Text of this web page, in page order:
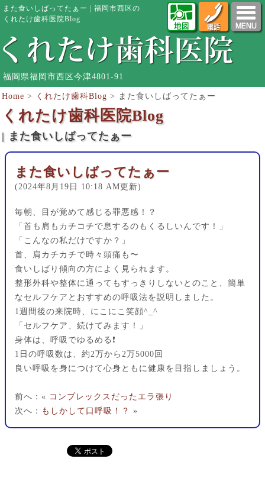
また食いしばってたぁー | 福岡市西区の
くれたけ歯科医院Blog
福岡県福岡市西区今津4801-91
Home > くれたけ歯科Blog > また食いしばってたぁー
くれたけ歯科医院Blog
| また食いしばってたぁー
また食いしばってたぁー
(2024年8月19日 10:18 AM更新)
毎朝、目が覚めて感じる罪悪感！？
「首も肩もカチコチで息するのもくるしいんです！」
「こんなの私だけですか？」
首、肩カチカチで時々頭痛も〜
食いしばり傾向の方によく見られます。
整形外科や整体に通ってもすっきりしないとのこと、簡単
なセルフケアとおすすめの呼吸法を説明しました。
1週間後の来院時、にこにこ笑顔^_^
「セルフケア、続けてみます！」
身体は、呼吸でゆるめる❗️
1日の呼吸数は、約2万から2万5000回
良い呼吸を身につけて心身ともに健康を目指しましょう。
前へ：« コンプレックスだったエラ張り
次へ： もしかして口呼吸！？ »